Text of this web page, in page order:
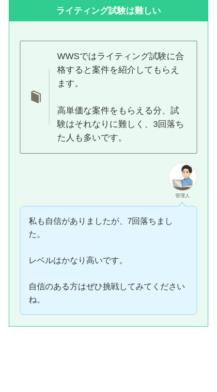
ライティング試験は難しい
WWSではライティング試験に合
格すると案件を紹介してもらえ
ます。
高単価な案件をもらえる分、試
験はそれなりに難しく、3回落ち
た人も多いです。
管理人
私も自信がありましたが、7回落ちまし
た。
レベルはかなり高いです。
自信のある方はぜひ挑戦してみてください
ね。